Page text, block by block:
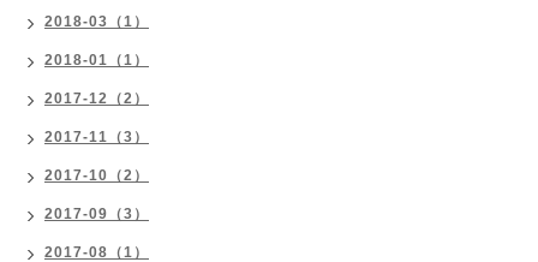
2018-03（1）
2018-01（1）
2017-12（2）
2017-11（3）
2017-10（2）
2017-09（3）
2017-08（1）